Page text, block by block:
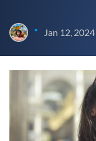
• Jan 12, 2024